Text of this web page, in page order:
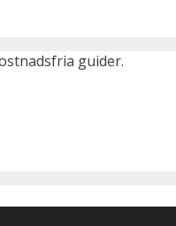
guider.